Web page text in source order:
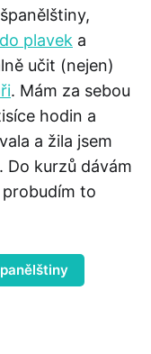
plavek a
učit (nejen)
. Mám za sebou
hodin a
a žila jsem
Do kurzů dávám
probudím to